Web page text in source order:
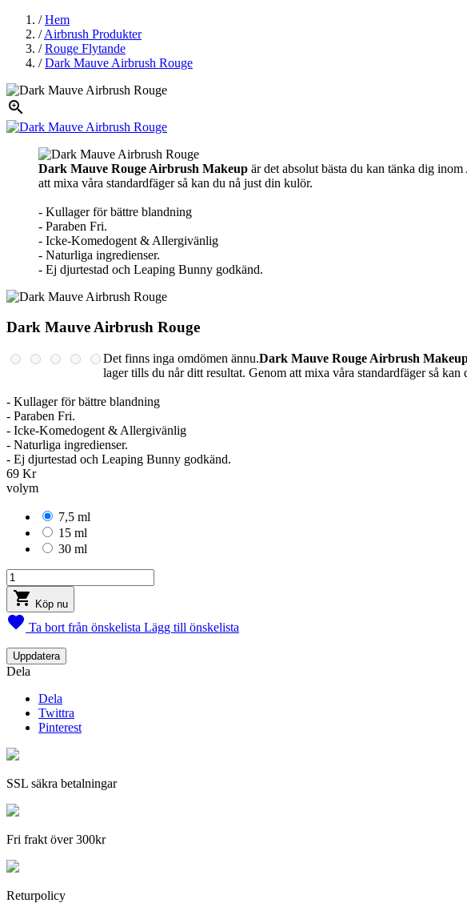
/ Hem
/ Airbrush Produkter
/ Rouge Flytande
/ Dark Mauve Airbrush Rouge

Dark Mauve Rouge Airbrush Makeup är det absolut bästa du kan tänka dig
att mixa våra standardfäger så kan du nå just din kulör.
- Kullager för bättre blandning
- Paraben Fri.
- Icke-Komedogent & Allergivänlig
- Naturliga ingredienser.
- Ej djurtestad och Leaping Bunny godkänd.
Dark Mauve Airbrush Rouge
Det finns inga omdömen ännu.Dark Mauve Rouge Airbrush
lager tills du når ditt resultat. Genom att mixa våra standardfäger så kan
- Kullager för bättre blandning
- Paraben Fri.
- Icke-Komedogent & Allergivänlig
- Naturliga ingredienser.
- Ej djurtestad och Leaping Bunny godkänd.
69 Kr
volym
7,5 ml
15 ml
30 ml
 Köp nu
 Ta bort från önskelista Lägg till önskelista
Dela
Dela
Twittra
Pinterest
SSL säkra betalningar
Fri frakt över 300kr
Returpolicy